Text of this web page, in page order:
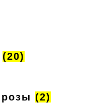
(20)
(2)